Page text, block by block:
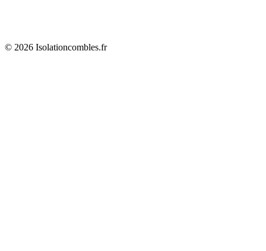
© 2026 Isolationcombles.fr